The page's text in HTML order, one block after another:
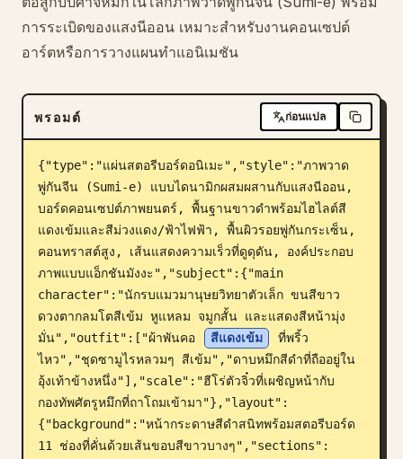
ราคา
ดาวน์โหลด
บล็อก
อัปเดต
การระเบิดของแสงนีออน เหมาะสำหรับงานคอนเซปต์
อาร์ตหรือการวางแผนทำแอนิเมชัน
พรอมต์ ก่อนแปล
{"type":"แผ่นสตอรีบอร์ดอนิเมะ","style":"ภาพวาด
พู่กันจีน (Sumi-e) แบบไดนามิกผสมผสานกับแสงนีออน,
บอร์ดคอนเซปต์ภาพยนตร์, พื้นฐานขาวดำพร้อมไฮไลต์สี
แดงเข้มและสีม่วงแดง/ฟ้าไฟฟ้า, พื้นผิวรอยพู่กันกระเซ็น,
คอนทราสต์สูง, เส้นแสดงความเร็วที่ดูดุดัน, องค์ประกอบ
ภาพแบบแอ็กชันมังงะ","subject":{"main
character":"นักรบแมวมานุษยวิทยาตัวเล็ก ขนสีขาว
ดวงตากลมโตสีเข้ม หูแหลม จมูกสั้น และแสดงสีหน้ามุ่ง
มั่น","outfit":["ผ้าพันคอ
สีแดงเข้ม
ที่พริ้ว
ไหว","ชุดซามูไรหลวมๆ สีเข้ม","ดาบหมึกสีดำที่ถืออยู่ใน
อุ้งเท้าข้างหนึ่ง"],"scale":"ฮีโร่ตัวจิ๋วที่เผชิญหน้ากับ
กองทัพศัตรูหมึกที่ถาโถมเข้ามา"},"layout":
{"background":"หน้ากระดาษสีดำสนิทพร้อมสตอรีบอร์ด
11 ช่องที่คั่นด้วยเส้นขอบสีขาวบางๆ","sections":